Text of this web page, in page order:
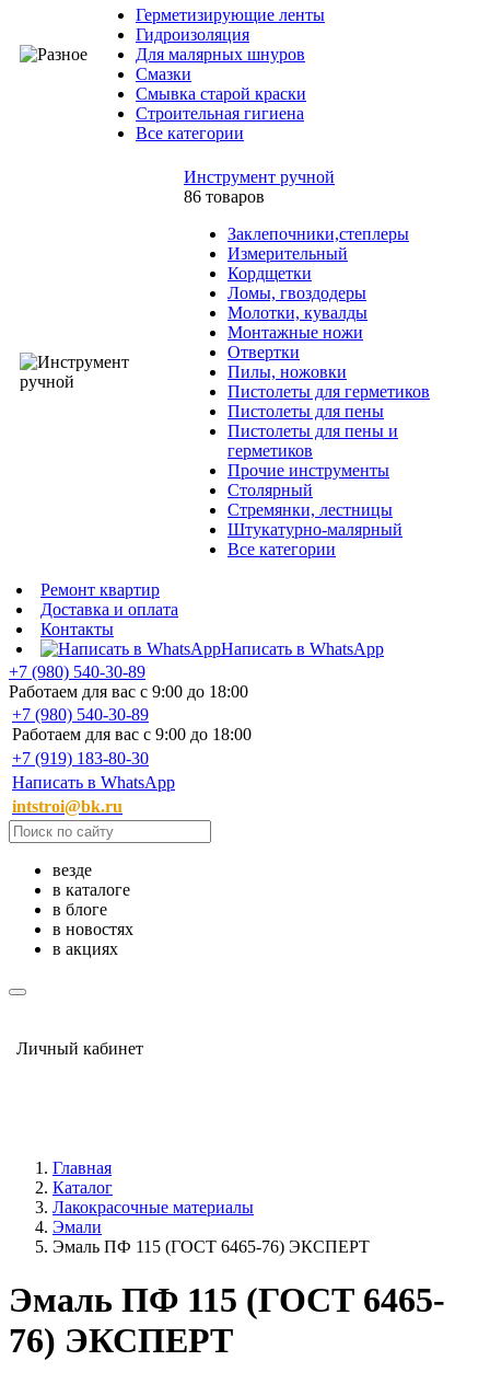
Герметизирующие ленты
Гидроизоляция
Для малярных шнуров
Смазки
Смывка старой краски
Строительная гигиена
Все категории
Инструмент ручной
86 товаров
Заклепочники,степлеры
Измерительный
Кордщетки
Ломы, гвоздодеры
Молотки, кувалды
Монтажные ножи
Отвертки
Пилы, ножовки
Пистолеты для герметиков
Пистолеты для пены
Пистолеты для пены и
герметиков
Прочие инструменты
Столярный
Стремянки, лестницы
Штукатурно-малярный
Все категории
Ремонт квартир
Доставка и оплата
Контакты
Написать в WhatsApp
+7 (980) 540-30-89
Работаем для вас с 9:00 до 18:00
+7 (980) 540-30-89
Работаем для вас с 9:00 до 18:00
+7 (919) 183-80-30
Написать в WhatsApp
intstroi@bk.ru
везде
в каталоге
в блоге
в новостях
в акциях
Личный кабинет
Главная
Каталог
Лакокрасочные материалы
Эмали
Эмаль ПФ 115 (ГОСТ 6465-76) ЭКСПЕРТ
Эмаль ПФ 115 (ГОСТ 6465-
76) ЭКСПЕРТ